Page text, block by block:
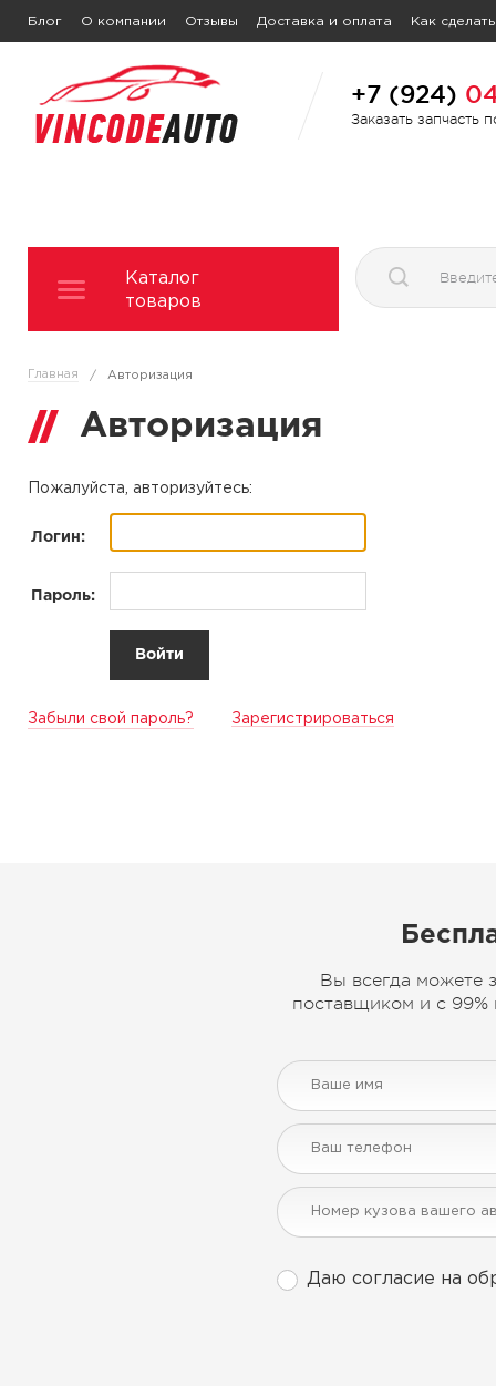
Блог О компании Отзывы Доставка и оплата Как
+7 (924)
Заказать запчасть
Каталог
товаров
Главная / Авторизация
Авторизация
Пожалуйста, авторизуйтесь:
Логин:
Пароль:
Забыли свой пароль? Зарегистрироваться
Вы всегда можете
поставщиком и с 99%
Даю согласие на